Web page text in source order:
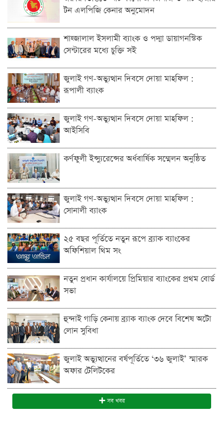
টন এলপিজি কেনার অনুমোদন
শাহ্জালাল ইসলামী ব্যাংক ও পদ্মা ডায়াগনস্টিক
সেন্টারের মধ্যে চুক্তি সই
জুলাই গণ-অভ্যুত্থান দিবসে দোয়া মাহফিল :
রূপালী ব্যাংক
জুলাই গণ-অভ্যুত্থান দিবসে দোয়া মাহফিল :
আইসিবি
কর্ণফুলী ইন্স্যুরেন্সের অর্ধবার্ষিক সম্মেলন অনুষ্ঠিত
জুলাই গণ-অভ্যুত্থান দিবসে দোয়া মাহফিল :
সোনালী ব্যাংক
২৫ বছর পূর্তিতে নতুন রূপে ব্র্যাক ব্যাংকের
অফিশিয়াল থিম সং
নতুন প্রধান কার্যালয়ে প্রিমিয়ার ব্যাংকের প্রথম বোর্ড
সভা
হুন্দাই গাড়ি কেনায় ব্র্যাক ব্যাংক দেবে বিশেষ অটো
লোন সুবিধা
জুলাই অভ্যুত্থানের বর্ষপূর্তিতে ‘৩৬ জুলাই’ স্মারক
অফার টেলিটকের
সব খবর